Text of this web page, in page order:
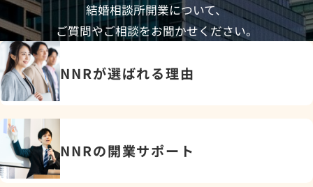
結婚相談所開業について、
ご質問やご相談をお聞かせください。
NNRが選ばれる理由
NNRの開業サポート